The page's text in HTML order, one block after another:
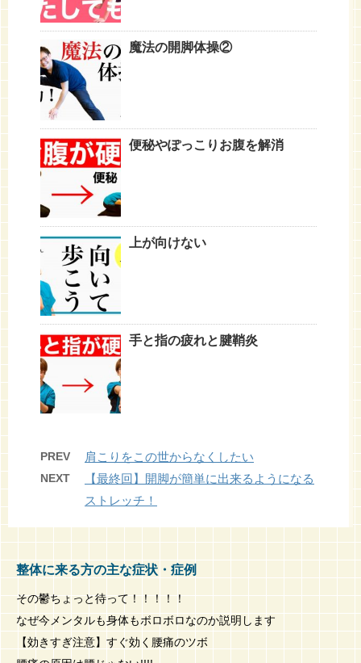
魔法の開脚体操②
便秘やぽっこりお腹を解消
上が向けない
手と指の疲れと腱鞘炎
PREV 肩こりをこの世からなくしたい
NEXT
【最終回】開脚が簡単に出来るようになる
ストレッチ！
整体に来る方の主な症状・症例
その鬱ちょっと待って！！！！！
なぜ今メンタルも身体もボロボロなのか説明します
【効きすぎ注意】すぐ効く腰痛のツボ